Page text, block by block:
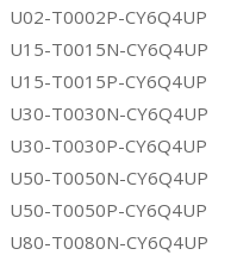
U02-T0002P-CY6Q4UP
U15-T0015N-CY6Q4UP
U15-T0015P-CY6Q4UP
U30-T0030N-CY6Q4UP
U30-T0030P-CY6Q4UP
U50-T0050N-CY6Q4UP
U50-T0050P-CY6Q4UP
U80-T0080N-CY6Q4UP